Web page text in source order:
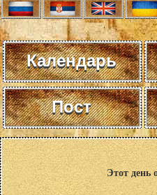
Календарь
Пост
Этот день